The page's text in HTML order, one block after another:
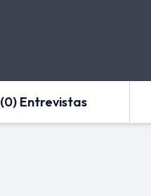
(0) Entrevistas